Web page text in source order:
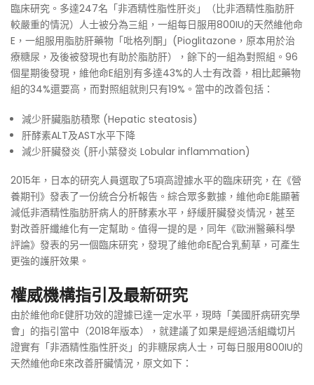
臨床研究。多達247名「非酒精性脂性肝炎」（比非酒精性脂肪肝
較嚴重的情況）人士被分為三組，一組每日服用800IU的天然維他命
E，一組服用脂肪肝藥物「吡格列酮」(Pioglitazone，原本用於治
療糖尿，及後被發現也有助於脂肪肝），餘下的一組為對照組。96
個星期後發現，維他命E組別有多達43%的人士有改善，相比起藥物
組的34%還要高，而對照組就則只有19%。當中的改善包括：
減少肝臟脂肪積聚 (Hepatic steatosis)
肝酵素ALT及AST水平下降
減少肝臟發炎 (肝小葉發炎 Lobular inflammation)
2015年，日本的研究人員選取了5項高證據水平的臨床研究，在《營
養期刊》發表了一份統合分析報告。綜合眾多數據，維他命E能顯著
減低非酒精性脂肪肝病人的肝酵素水平，紓緩肝臟發炎情況，甚至
對改善肝纖維化有一定幫助。值得一提的是，同年《歐洲醫藥科學
評論》發表的另一個臨床研究，發現了維他命E配合乳薊草，可產生
更強的護肝效果。
權威機構指引及最新研究
由於維他命E健肝功效的證據已達一定水平，現時「美國肝病研究學
會」的指引當中（2018年版本），就建議了如果是經過活組織切片
證實有「非酒精性脂性肝炎」的非糖尿病人士，可每日服用800IU的
天然維他命E來改善肝臟情況，原文如下：